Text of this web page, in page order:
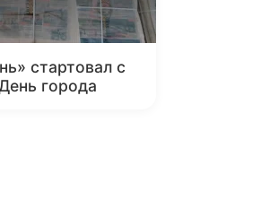
стартовал с
города